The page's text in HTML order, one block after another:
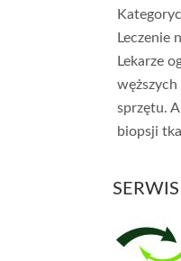
Leczenie
Lekarze
sprzętu.
biopsji